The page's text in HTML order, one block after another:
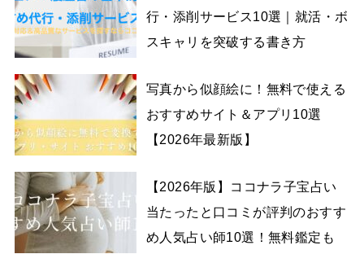
行・添削サービス10選｜就活・ボ
スキャリを突破する書き方
写真から似顔絵に！無料で使える
おすすめサイト＆アプリ10選
【2026年最新版】
【2026年版】ココナラ子宝占い
当たったと口コミが評判のおすす
め人気占い師10選！無料鑑定も